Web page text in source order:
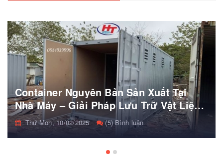
Container Nguyên Bản Sản Xuất Tại
Nhà Máy – Giải Pháp Lưu Trữ Vật Liệu
Nguy Hiểm An Toàn
Thứ Mon, 10/02/2025 (5) Bình luận